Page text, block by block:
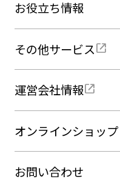
お役立ち情報
その他サービス
運営会社情報
オンラインショップ
お問い合わせ